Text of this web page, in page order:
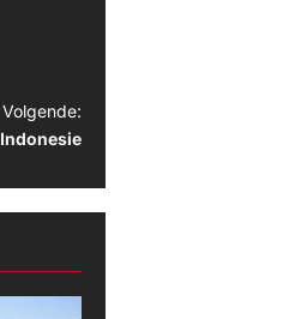
Volgende:
Indonesie